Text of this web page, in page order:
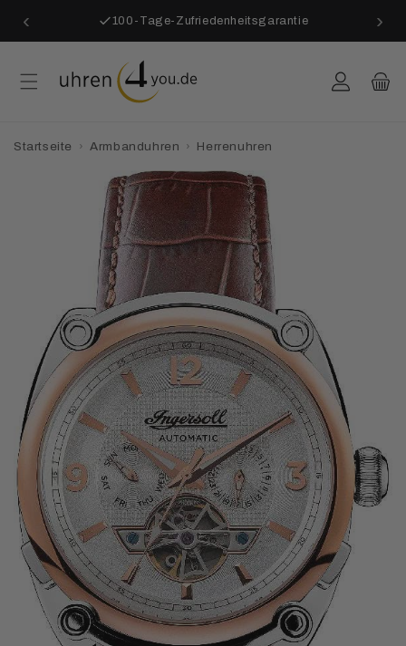
zum
Inhalt
‹ Blitzschnelle Lieferung ›
Einloggen
Startseite › Armbanduhren › Herrenuhren